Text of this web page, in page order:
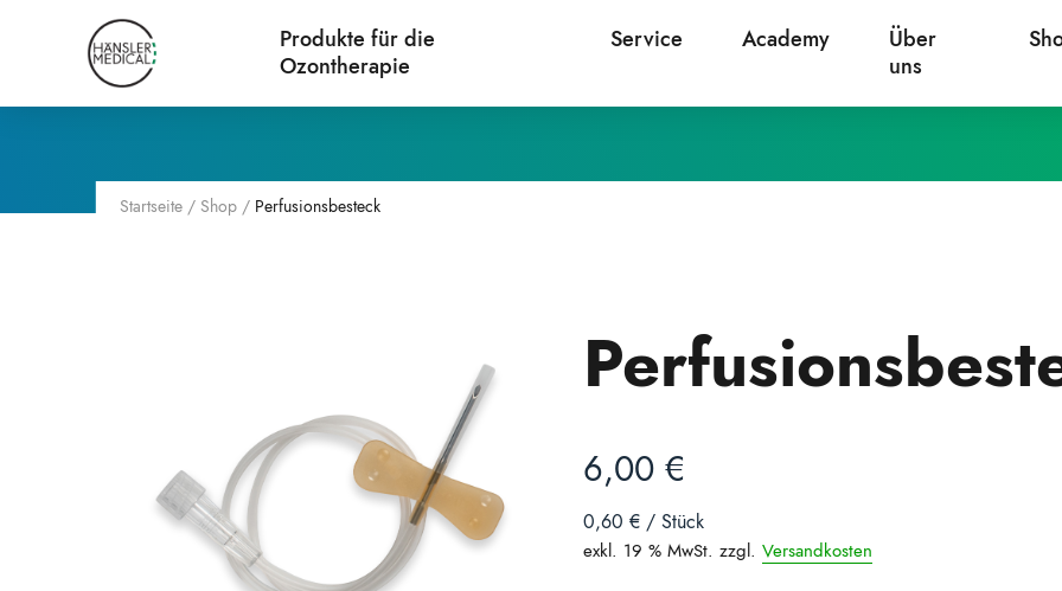
Produkte für die
Ozontherapie
Service Academy
Über
uns
Startseite/ Shop/ Perfusionsbesteck
6,00 €
0,60 €/ Stück
exkl. 19 % MwSt. zzgl. Versandkosten